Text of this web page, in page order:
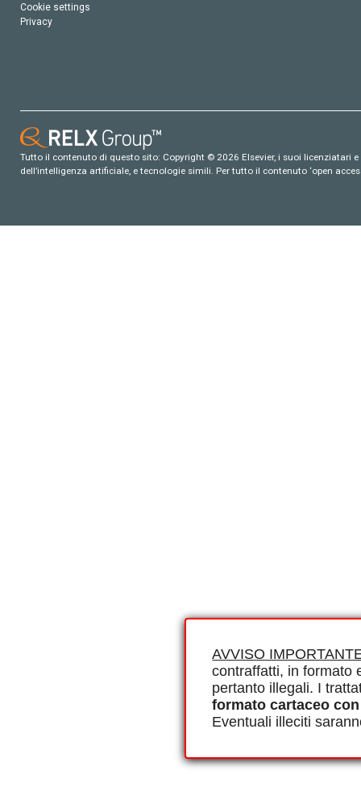
AVVISO
contraffatti, in formato
pertanto illegali. I
formato cartaceo
Eventuali illeciti
Cookie settings
Privacy
Tutto il contenuto di questo sito: Copyright © 2026 Elsevier, i suoi
dell’intelligenza artificiale, e tecnologie simili. Per tutto il contenuto ‘open